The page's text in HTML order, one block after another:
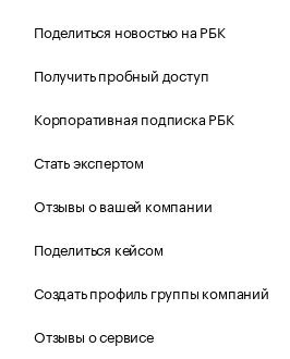
Поделиться новостью на РБК
Получить пробный доступ
Корпоративная подписка РБК
Стать экспертом
Отзывы о вашей компании
Поделиться кейсом
Создать профиль группы компаний
Отзывы о сервисе